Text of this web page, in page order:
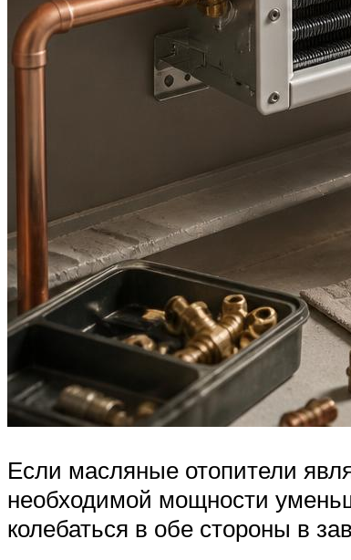
Если масляные отопители
необходимой мощности
колебаться в обе стороны в